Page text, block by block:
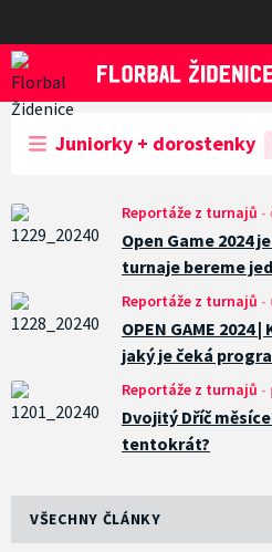
Florbal Židenice
Juniorky + dorostenky
Reportáže z turnajů -
Open Game 2024
turnaje bereme
Reportáže z turnajů -
OPEN GAME
jaký je čeká
Reportáže z turnajů -
Dvojitý Dříč
tentokrát?
VŠECHNY ČLÁNKY